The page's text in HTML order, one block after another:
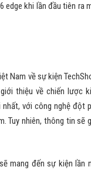
edge khi lần đầu tiên ra
Nam về sự kiện
thiệu về chiến lược
với công nghệ đột
Tuy nhiên, thông tin sẽ
mang đến sự kiện lần